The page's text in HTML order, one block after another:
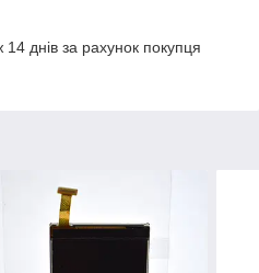
днів за рахунок покупця